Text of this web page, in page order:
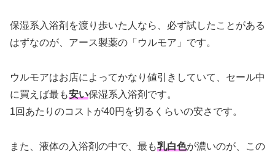
保湿系入浴剤を渡り歩いた人なら、必ず試したことがある
はずなのが、アース製薬の「ウルモア」です。
ウルモアはお店によってかなり値引きしていて、セール中
に買えば最も安い保湿系入浴剤です。
1回あたりのコストが40円を切るくらいの安さです。
また、液体の入浴剤の中で、最も乳白色が濃いのが、この